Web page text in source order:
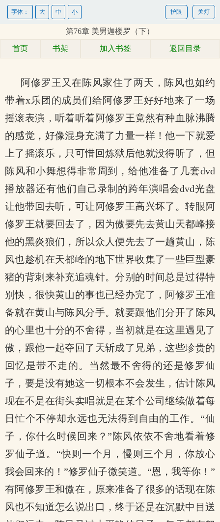
关灯
护眼
字体： 大 中 小
第76章 美男迦楼罗（下）
首页 书架 加入书签 返回目录
阿修罗王又在陈风家住了两天，陈风也如约
带着x乐团的成员们给阿修罗王好好地来了一场
摇滚表演，听着听着阿修罗王竟然有种血脉沸腾
的感觉，好像混身充满了力量一样！他一下就爱
上了摇滚乐，只可惜回炼狱后他就没得听了，但
陈风和小舞想得非常周到，给他准备了几套dvd
播放器还有他们自己录制的跨年演唱会dvd光盘
让他带回去听，可让阿修罗王高兴坏了。转眼阿
修罗王就要回去了，因为傲要先去黄山天都峰接
他的黑炎狼们，所以众人便先去了一趟黄山，陈
风也趁机在天都峰的地下世界收集了一些巨型豪
猪的背刺来补充追魂针。分别的时间总是过得特
别快，很快黄山的事也已经办完了，阿修罗王准
备就在黄山与陈风分手。就要跟他们分开了陈风
的心里也十分的不舍得，当初就是在这里遇见了
傲，跟他一起夺回了天斩成了兄弟，这些珍贵的
回忆是带不走的。当然最不舍得的还是修罗仙
子，要是没有她这一切根本不会发生，估计陈风
现在不是在街头卖唱就是在某个公司继续做着每
日忙个不停却永远也无法得到自由的工作。“仙
子，你什么时候回来？”陈风依依不舍地看着修
罗仙子道。“快则一个月，慢则三个月，你放心
我会回来的！”修罗仙子微笑道。“恩，我等你！”
有阿修罗王和傲在，原来准备了很多的话现在陈
风也不知道怎么说出口，终于还是在沉默中目送